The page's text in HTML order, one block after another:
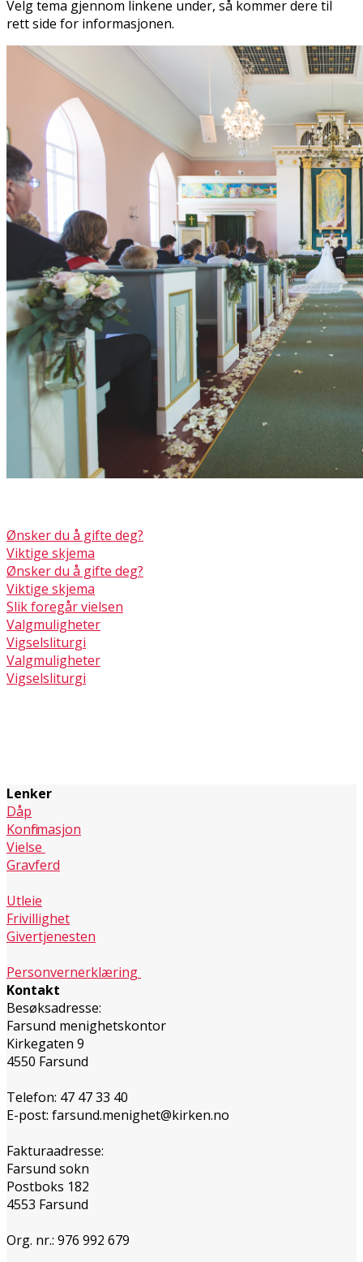
Velg tema gjennom linkene under, så kommer dere til
rett side for informasjonen.
Ønsker du å gifte deg?
Viktige skjema
Ønsker du å gifte deg?
Viktige skjema
Slik foregår vielsen
Valgmuligheter
Vigselsliturgi
Valgmuligheter
Vigselsliturgi
Lenker
Dåp
Konfirmasjon
Vielse
Gravferd
Utleie
Frivillighet
Givertjenesten
Personvernerklæring
Kontakt
Besøksadresse:
Farsund menighetskontor
Kirkegaten 9
4550 Farsund
Telefon: 47 47 33 40
E-post: farsund.menighet@kirken.no
Fakturaadresse:
Farsund sokn
Postboks 182
4553 Farsund
Org. nr.: 976 992 679